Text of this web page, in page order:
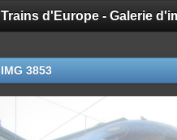
Trains d'Europe - Galerie
IMG 3853